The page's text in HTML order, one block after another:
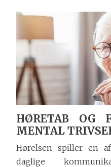
HØRETAB OG
MENTAL
Hørelsen spiller en
daglige